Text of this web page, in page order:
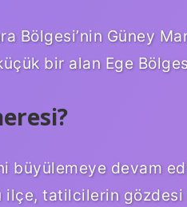
Bölgesi’nin Güney
bir alan Ege
büyülemeye devam
ilçe, tatilcilerin